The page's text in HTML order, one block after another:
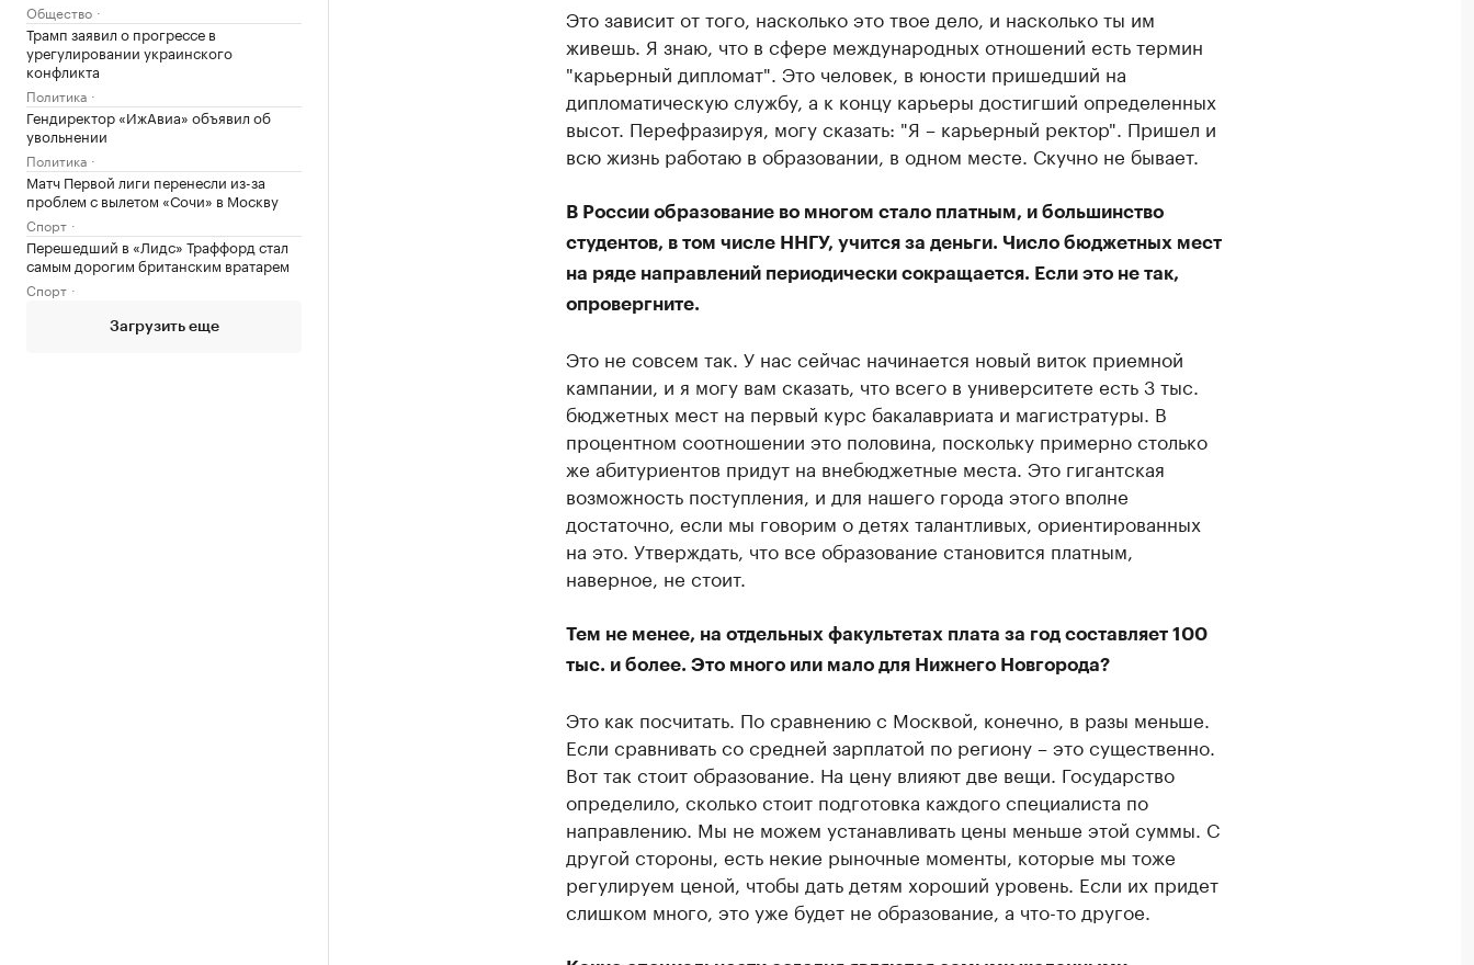
Общество
Трамп заявил о прогрессе в
урегулировании украинского
конфликта
Политика
Гендиректор «ИжАвиа» объявил об
увольнении
Политика
Матч Первой лиги перенесли из-за
проблем с вылетом «Сочи» в Москву
Спорт
Перешедший в «Лидс» Траффорд стал
самым дорогим британским вратарем
Спорт
Загрузить еще
Это зависит от того, насколько это твое дело, и насколько ты им
живешь. Я знаю, что в сфере международных отношений есть термин
"карьерный дипломат". Это человек, в юности пришедший на
дипломатическую службу, а к концу карьеры достигший определенных
высот. Перефразируя, могу сказать: "Я – карьерный ректор". Пришел и
всю жизнь работаю в образовании, в одном месте. Скучно не бывает.
В России образование во многом стало платным, и большинство
студентов, в том числе ННГУ, учится за деньги. Число бюджетных мест
на ряде направлений периодически сокращается. Если это не так,
опровергните.
Это не совсем так. У нас сейчас начинается новый виток приемной
кампании, и я могу вам сказать, что всего в университете есть 3 тыс.
бюджетных мест на первый курс бакалавриата и магистратуры. В
процентном соотношении это половина, поскольку примерно столько
же абитуриентов придут на внебюджетные места. Это гигантская
возможность поступления, и для нашего города этого вполне
достаточно, если мы говорим о детях талантливых, ориентированных
на это. Утверждать, что все образование становится платным,
наверное, не стоит.
Тем не менее, на отдельных факультетах плата за год составляет 100
тыс. и более. Это много или мало для Нижнего Новгорода?
Это как посчитать. По сравнению с Москвой, конечно, в разы меньше.
Если сравнивать со средней зарплатой по региону – это существенно.
Вот так стоит образование. На цену влияют две вещи. Государство
определило, сколько стоит подготовка каждого специалиста по
направлению. Мы не можем устанавливать цены меньше этой суммы. С
другой стороны, есть некие рыночные моменты, которые мы тоже
регулируем ценой, чтобы дать детям хороший уровень. Если их придет
слишком много, это уже будет не образование, а что-то другое.